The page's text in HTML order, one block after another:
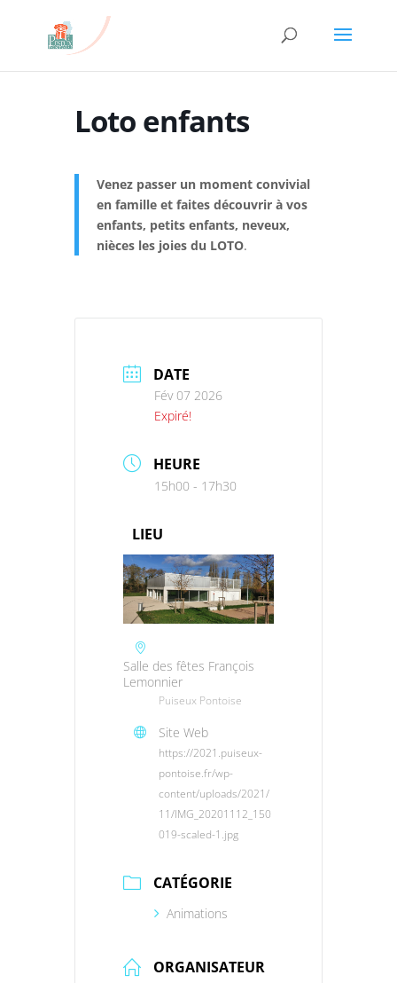
Loto enfants
Venez passer un moment convivial
en famille et faites découvrir à vos
enfants, petits enfants, neveux,
nièces les joies du LOTO.
DATE
Fév 07 2026
Expiré!
HEURE
15h00 - 17h30
LIEU
Salle des fêtes François
Lemonnier
Puiseux Pontoise
Site Web
https://2021.puiseux-
pontoise.fr/wp-
content/uploads/2021/
11/IMG_20201112_150
019-scaled-1.jpg
CATÉGORIE
Animations
ORGANISATEUR